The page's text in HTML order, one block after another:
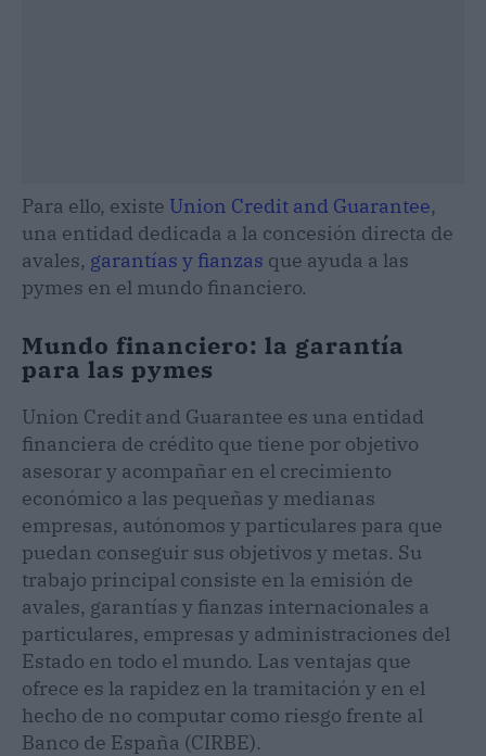
Para ello, existe Union Credit and Guarantee,
una entidad dedicada a la concesión directa de
avales, garantías y fianzas que ayuda a las
pymes en el mundo financiero.
Mundo financiero: la garantía
para las pymes
Union Credit and Guarantee es una entidad
financiera de crédito que tiene por objetivo
asesorar y acompañar en el crecimiento
económico a las pequeñas y medianas
empresas, autónomos y particulares para que
puedan conseguir sus objetivos y metas. Su
trabajo principal consiste en la emisión de
avales, garantías y fianzas internacionales a
particulares, empresas y administraciones del
Estado en todo el mundo. Las ventajas que
ofrece es la rapidez en la tramitación y en el
hecho de no computar como riesgo frente al
Banco de España (CIRBE).